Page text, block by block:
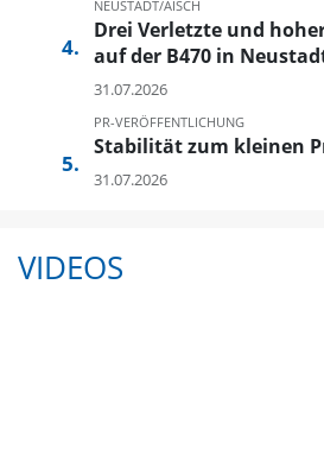
NEUSTADT/AISCH
Drei Verletzte und
auf der B470 in
31.07.2026
PR-VERÖFFENTLICHUNG
Stabilität zum kleinen
31.07.2026
VIDEOS